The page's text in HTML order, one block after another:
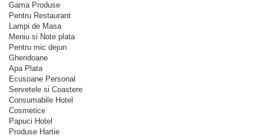
Gama Produse
Pentru Restaurant
Lampi de Masa
Meniu si Note plata
Pentru mic dejun
Gheridoane
Apa Plata
Ecusoane Personal
Servetele si Coastere
Consumabile Hotel
Cosmetice
Papuci Hotel
Produse Hartie